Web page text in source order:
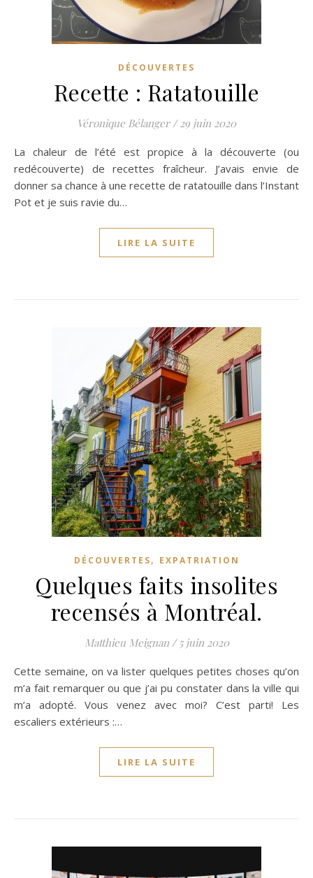
DÉCOUVERTES
Recette : Ratatouille
Véronique Bélanger / 29 juin 2020
La chaleur de l’été est propice à la découverte (ou
redécouverte) de recettes fraîcheur. J’avais envie de
donner sa chance à une recette de ratatouille dans l’Instant
Pot et je suis ravie du…
LIRE LA SUITE
DÉCOUVERTES, EXPATRIATION
Quelques faits insolites
recensés à Montréal.
Matthieu Meignan / 5 juin 2020
Cette semaine, on va lister quelques petites choses qu’on
m’a fait remarquer ou que j’ai pu constater dans la ville qui
m’a adopté. Vous venez avec moi? C’est parti! Les
escaliers extérieurs :…
LIRE LA SUITE